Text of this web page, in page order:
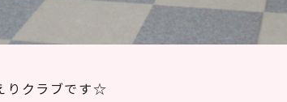
りクラブです☆